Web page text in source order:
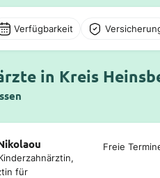
Verfügbarkeit
in Kreis
für
Freie